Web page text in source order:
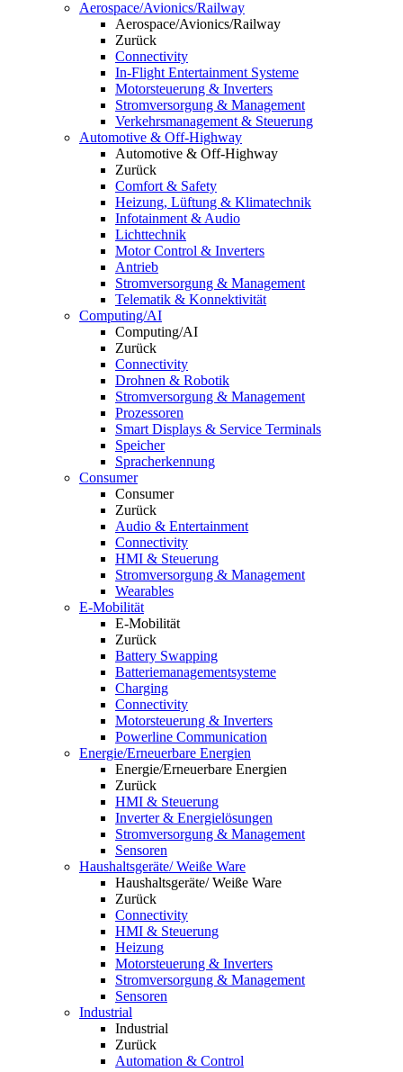
Aerospace/Avionics/Railway
Aerospace/Avionics/Railway
Zurück
Connectivity
In-Flight Entertainment Systeme
Motorsteuerung & Inverters
Stromversorgung & Management
Verkehrsmanagement & Steuerung
Automotive & Off-Highway
Automotive & Off-Highway
Zurück
Comfort & Safety
Heizung, Lüftung & Klimatechnik
Infotainment & Audio
Lichttechnik
Motor Control & Inverters
Antrieb
Stromversorgung & Management
Telematik & Konnektivität
Computing/AI
Computing/AI
Zurück
Connectivity
Drohnen & Robotik
Stromversorgung & Management
Prozessoren
Smart Displays & Service Terminals
Speicher
Spracherkennung
Consumer
Consumer
Zurück
Audio & Entertainment
Connectivity
HMI & Steuerung
Stromversorgung & Management
Wearables
E-Mobilität
E-Mobilität
Zurück
Battery Swapping
Batteriemanagementsysteme
Charging
Connectivity
Motorsteuerung & Inverters
Powerline Communication
Energie/Erneuerbare Energien
Energie/Erneuerbare Energien
Zurück
HMI & Steuerung
Inverter & Energielösungen
Stromversorgung & Management
Sensoren
Haushaltsgeräte/ Weiße Ware
Haushaltsgeräte/ Weiße Ware
Zurück
Connectivity
HMI & Steuerung
Heizung
Motorsteuerung & Inverters
Stromversorgung & Management
Sensoren
Industrial
Industrial
Zurück
Automation & Control